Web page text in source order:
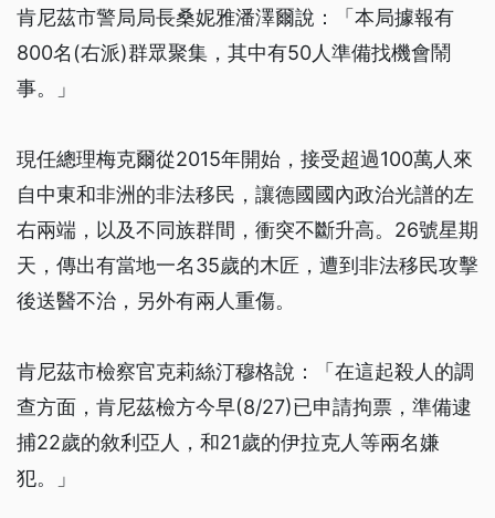
肯尼茲市警局局長桑妮雅潘澤爾說：「本局據報有
800名(右派)群眾聚集，其中有50人準備找機會鬧
事。」
現任總理梅克爾從2015年開始，接受超過100萬人來
自中東和非洲的非法移民，讓德國國內政治光譜的左
右兩端，以及不同族群間，衝突不斷升高。26號星期
天，傳出有當地一名35歲的木匠，遭到非法移民攻擊
後送醫不治，另外有兩人重傷。
肯尼茲市檢察官克莉絲汀穆格說：「在這起殺人的調
查方面，肯尼茲檢方今早(8/27)已申請拘票，準備逮
捕22歲的敘利亞人，和21歲的伊拉克人等兩名嫌
犯。」